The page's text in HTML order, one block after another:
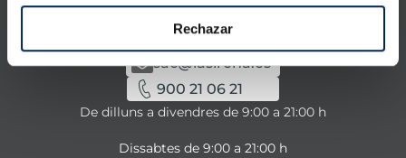
Rechazar
Tens alguna consulta sobre els nostres serveis o
productes?
sac@lasirena.es
900 21 06 21
De dilluns a divendres de 9:00 a 21:00 h
Dissabtes de 9:00 a 21:00 h